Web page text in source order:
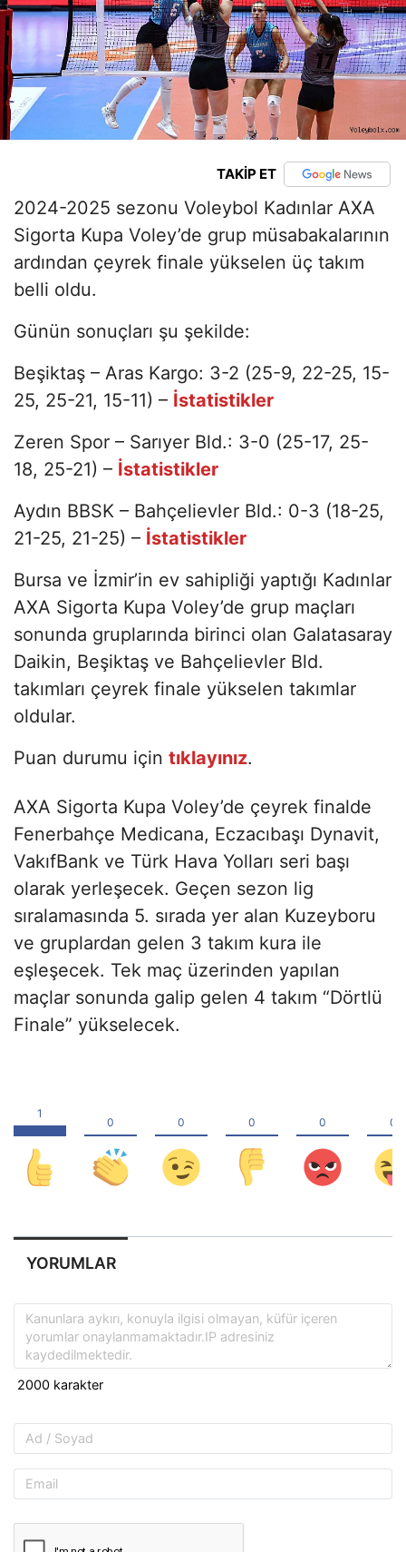
TAKİP ET
2024-2025 sezonu Voleybol Kadınlar AXA
Sigorta Kupa Voley’de grup müsabakalarının
ardından çeyrek finale yükselen üç takım
belli oldu.
Günün sonuçları şu şekilde:
Beşiktaş – Aras Kargo: 3-2 (25-9, 22-25, 15-
25, 25-21, 15-11) – İstatistikler
Zeren Spor – Sarıyer Bld.: 3-0 (25-17, 25-
18, 25-21) – İstatistikler
Aydın BBSK – Bahçelievler Bld.: 0-3 (18-25,
21-25, 21-25) – İstatistikler
Bursa ve İzmir’in ev sahipliği yaptığı Kadınlar
AXA Sigorta Kupa Voley’de grup maçları
sonunda gruplarında birinci olan Galatasaray
Daikin, Beşiktaş ve Bahçelievler Bld.
takımları çeyrek finale yükselen takımlar
oldular.
Puan durumu için tıklayınız.
AXA Sigorta Kupa Voley’de çeyrek finalde
Fenerbahçe Medicana, Eczacıbaşı Dynavit,
VakıfBank ve Türk Hava Yolları seri başı
olarak yerleşecek. Geçen sezon lig
sıralamasında 5. sırada yer alan Kuzeyboru
ve gruplardan gelen 3 takım kura ile
eşleşecek. Tek maç üzerinden yapılan
maçlar sonunda galip gelen 4 takım “Dörtlü
Finale” yükselecek.
YORUMLAR